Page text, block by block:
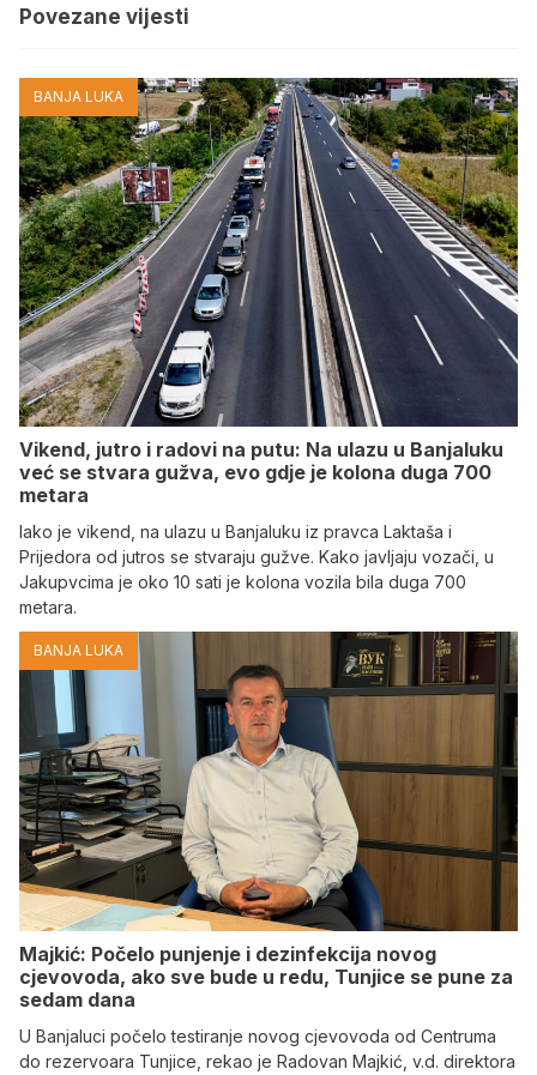
Povezane vijesti
BANJA LUKA
Vikend, jutro i radovi na putu: Na ulazu u Banjaluku
već se stvara gužva, evo gdje je kolona duga 700
metara
Iako je vikend, na ulazu u Banjaluku iz pravca Laktaša i
Prijedora od jutros se stvaraju gužve. Kako javljaju vozači, u
Jakupvcima je oko 10 sati je kolona vozila bila duga 700
metara.
BANJA LUKA
Majkić: Počelo punjenje i dezinfekcija novog
cjevovoda, ako sve bude u redu, Tunjice se pune za
sedam dana
U Banjaluci počelo testiranje novog cjevovoda od Centruma
do rezervoara Tunjice, rekao je Radovan Majkić, v.d. direktora